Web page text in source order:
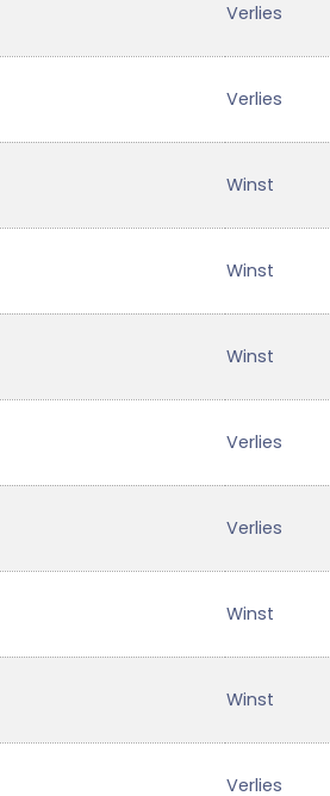
Verlies
Verlies
Winst
Winst
Winst
Verlies
Verlies
Winst
Winst
Verlies